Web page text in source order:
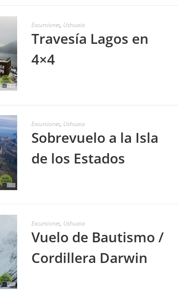
Excursiones, Ushuaia
Travesía Lagos en
4×4
Excursiones, Ushuaia
Sobrevuelo a la Isla
de los Estados
Excursiones, Ushuaia
Vuelo de Bautismo /
Cordillera Darwin